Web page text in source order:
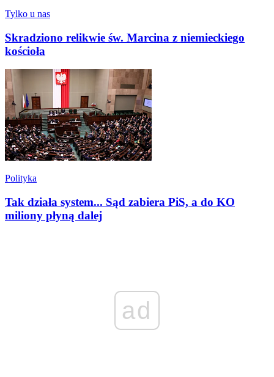
Tylko u nas
Skradziono relikwie św. Marcina z niemieckiego
kościoła
Polityka
Tak działa system... Sąd zabiera PiS, a do KO
miliony płyną dalej
ad